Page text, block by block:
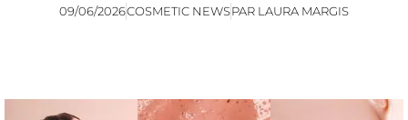
09/06/2026COSMETIC NEWSPAR LAURA MARGIS